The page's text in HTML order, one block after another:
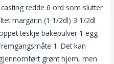
redde 6 ord som slutter
margarin (1 1/2dl) 3 1/2dl
teskje bakepulver 1 egg
1. Det kan
grønt hjem, men